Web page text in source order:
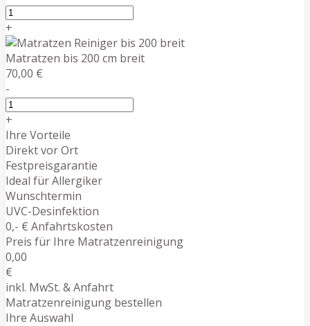
+
Matratzen bis 200 cm breit
70,00 €
-
+
Ihre Vorteile
Direkt vor Ort
Festpreisgarantie
Ideal für Allergiker
Wunschtermin
UVC-Desinfektion
0,- € Anfahrtskosten
Preis für Ihre Matratzenreinigung
0,00
€
inkl. MwSt. & Anfahrt
Matratzenreinigung bestellen
Ihre Auswahl